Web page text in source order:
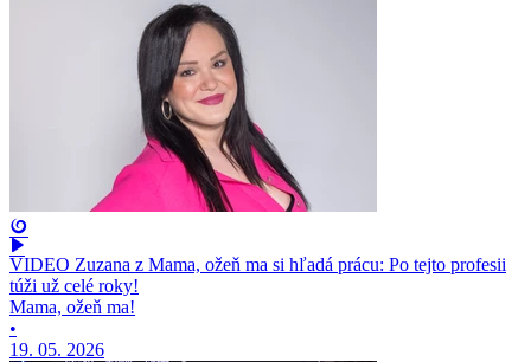
VIDEO Zuzana z Mama, ožeň ma si hľadá prácu: Po tejto profesii
túži už celé roky!
Mama, ožeň ma!
•
19. 05. 2026